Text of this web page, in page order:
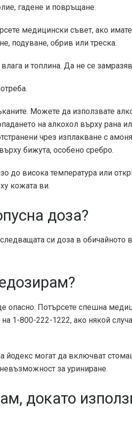
гадене и повръщане.
медицински съвет, ако
подуване, обрив или треска.
и топлина. Да не се
Можете да използвате
на алкохол върху рана
чрез изплакване с
бижута, особено сребро.
до висока температура или
кожата ви.
доза?
си доза в обичайното
опасно. Потърсете спешна
1-800-222-1222, ако някой
могат да включват
за уриниране.
докато